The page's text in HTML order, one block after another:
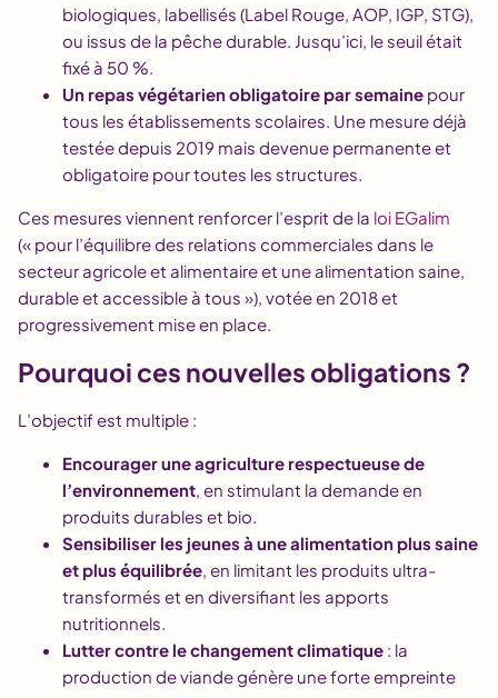
biologiques, labellisés (Label Rouge, AOP, IGP, STG),
ou issus de la pêche durable. Jusqu’ici, le seuil était
fixé à 50 %.
Un repas végétarien obligatoire par semaine pour
tous les établissements scolaires. Une mesure déjà
testée depuis 2019 mais devenue permanente et
obligatoire pour toutes les structures.
Ces mesures viennent renforcer l’esprit de la loi EGalim
(« pour l’équilibre des relations commerciales dans le
secteur agricole et alimentaire et une alimentation saine,
durable et accessible à tous »), votée en 2018 et
progressivement mise en place.
Pourquoi ces nouvelles obligations ?
L’objectif est multiple :
Encourager une agriculture respectueuse de
l’environnement , en stimulant la demande en
produits durables et bio.
Sensibiliser les jeunes à une alimentation plus saine
et plus équilibrée , en limitant les produits ultra-
transformés et en diversifiant les apports
nutritionnels.
Lutter contre le changement climatique : la
production de viande génère une forte empreinte